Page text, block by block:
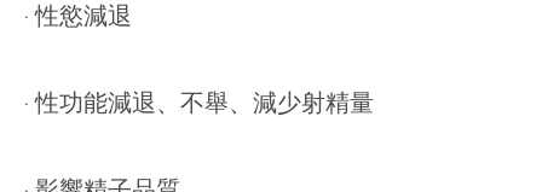
‧ 性慾減退
‧ 性功能減退、不舉、減少射精量